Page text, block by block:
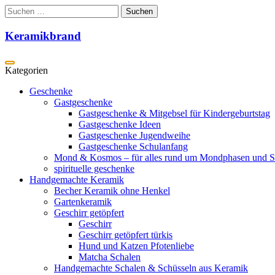
Zum
Inhalt
springen
Suchen
nach:
Keramikbrand
Geschenke
Gastgeschenke
Gastgeschenke & Mitgebsel für Kindergeburtstag
Gastgeschenke Ideen
Gastgeschenke Jugendweihe
Gastgeschenke Schulanfang
Mond & Kosmos – für alles rund um Mondphasen und
spirituelle geschenke
Handgemachte Keramik
Becher Keramik ohne Henkel
Gartenkeramik
Geschirr getöpfert
Geschirr
Geschirr getöpfert türkis
Hund und Katzen Pfotenliebe
Matcha Schalen
Handgemachte Schalen & Schüsseln aus Keramik